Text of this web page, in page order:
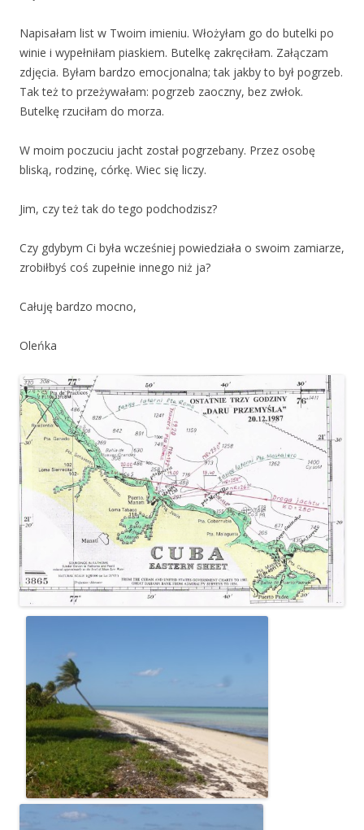
Napisałam list w Twoim imieniu. Włożyłam go do butelki po
winie i wypełniłam piaskiem. Butelkę zakręciłam. Załączam
zdjęcia. Byłam bardzo emocjonalna; tak jakby to był pogrzeb.
Tak też to przeżywałam: pogrzeb zaoczny, bez zwłok.
Butelkę rzuciłam do morza.
W moim poczuciu jacht został pogrzebany. Przez osobę
bliską, rodzinę, córkę. Wiec się liczy.
Jim, czy też tak do tego podchodzisz?
Czy gdybym Ci była wcześniej powiedziała o swoim zamiarze,
zrobiłbyś coś zupełnie innego niż ja?
Całuję bardzo mocno,
Oleńka